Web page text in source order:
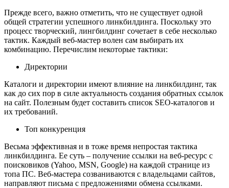
Прежде всего, важно отметить, что не существует одной
общей стратегии успешного линкбилдинга. Поскольку это
процесс творческий, лингбилдинг сочетает в себе несколько
тактик. Каждый веб-мастер волен сам выбирать их
комбинацию. Перечислим некоторые тактики:
Директории
Каталоги и директории имеют влияние на линкбилдинг, так
как до сих пор в силе актуальность создания обратных ссылок
на сайт. Полезным будет составить список SEO-каталогов и
их требований.
Топ конкуренция
Весьма эффективная и в тоже время непростая тактика
линкбилдинга. Ее суть – получение ссылки на веб-ресурс с
поисковиков (Yahoo, MSN, Google) на каждой странице из
топа ПС. Веб-мастера созваниваются с владельцами сайтов,
направляют письма с предложениями обмена ссылками.